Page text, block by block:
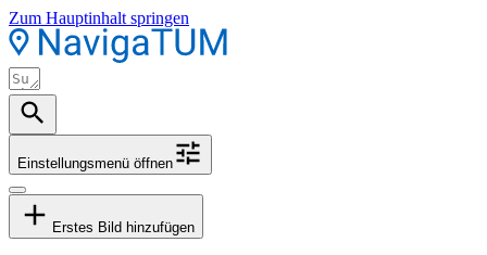
Zum Hauptinhalt springen
Einstellungsmenü öffnen
Erstes Bild hinzufügen